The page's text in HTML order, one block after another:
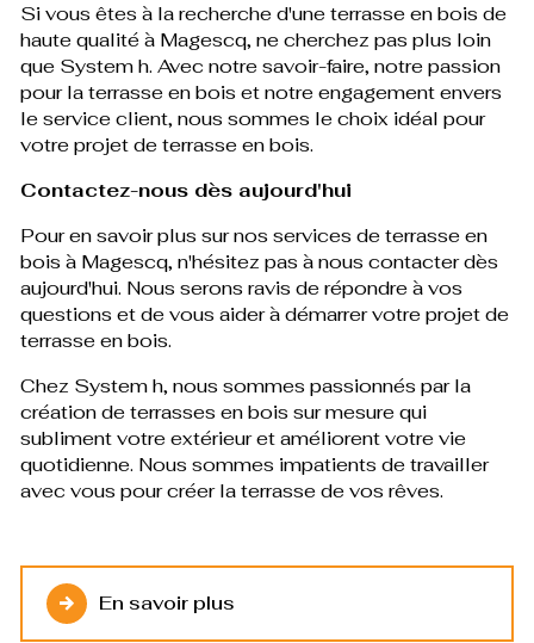
Si vous êtes à la recherche d'une terrasse en bois de
haute qualité à Magescq, ne cherchez pas plus loin
que System h. Avec notre savoir-faire, notre passion
pour la terrasse en bois et notre engagement envers
le service client, nous sommes le choix idéal pour
votre projet de terrasse en bois.
Contactez-nous dès aujourd'hui
Pour en savoir plus sur nos services de terrasse en
bois à Magescq, n'hésitez pas à nous contacter dès
aujourd'hui. Nous serons ravis de répondre à vos
questions et de vous aider à démarrer votre projet de
terrasse en bois.
Chez System h, nous sommes passionnés par la
création de terrasses en bois sur mesure qui
subliment votre extérieur et améliorent votre vie
quotidienne. Nous sommes impatients de travailler
avec vous pour créer la terrasse de vos rêves.
En savoir plus